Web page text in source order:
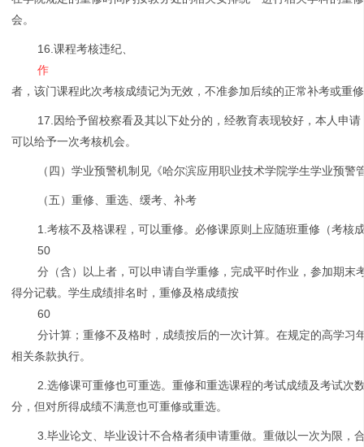
会。
16.课程考核违纪、
作
者，该门课程此次考核成绩记为无效，不准参加后续的正常补考或重
17.因给予留校察看及其以下处分的，经教育表现较好，本人申
可以给予一次考核机会。
（四）学业预警机制见《哈尔滨应用职业技术学院学生学业预警
（五）重修、重选、缓考、补考
1.考核不及格课程，可以重修。必修课原则上应随班重修（考核
50
分（含）以上者，可以申请自学重修，完成平时作业，参加期
得分记载。学生成绩排名时，重修及格成绩按
60
分计算；重修不及格时，成绩按后的一次计算。在规定的高学
相关条款执行。
2.选修课可重修也可重选。重修和重选课程的考试成绩及考试次
分，但对所得成绩不满意也可重修或重选。
3.毕业论文、毕业设计不合格者须申请重做。重做以一次为限，